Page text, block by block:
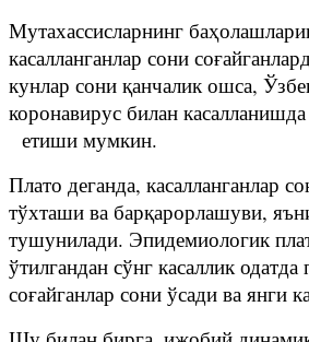
Мутахассисларнинг
касалланганлар сони
кунлар сони қанчалик ошса,
коронавирус билан касалланишда
етиши мумкин.
Плато деганда, касалланганлар
тўхташи ва барқарорлашуви,
тушунилади. Эпидемиологик
ўтилгандан сўнг касаллик одатда
соғайганлар сони ўсади ва янги